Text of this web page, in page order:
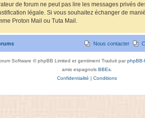
de forum ne peut pas lire les messages privés
légale. Si vous souhaitez échanger de
Proton Mail ou Tuta Mail.
Nous contacter
Software © phpBB Limited et gentiment Traduit parphpBB-
amis espagnols BBEs.
Confidentialité | Conditions